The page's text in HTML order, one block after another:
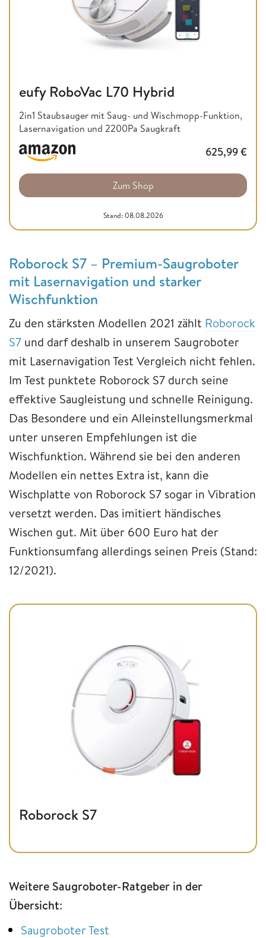
eufy RoboVac L70 Hybrid
2in1 Staubsauger mit Saug- und Wischmopp-Funktion,
Lasernavigation und 2200Pa Saugkraft
625,99€
Zum Shop
Stand: 08.08.2026
Roborock S7 – Premium-Saugroboter
mit Lasernavigation und starker
Wischfunktion
Zu den stärksten Modellen 2021 zählt Roborock
S7 und darf deshalb in unserem Saugroboter
mit Lasernavigation Test Vergleich nicht fehlen.
Im Test punktete Roborock S7 durch seine
effektive Saugleistung und schnelle Reinigung.
Das Besondere und ein Alleinstellungsmerkmal
unter unseren Empfehlungen ist die
Wischfunktion. Während sie bei den anderen
Modellen ein nettes Extra ist, kann die
Wischplatte von Roborock S7 sogar in Vibration
versetzt werden. Das imitiert händisches
Wischen gut. Mit über 600 Euro hat der
Funktionsumfang allerdings seinen Preis (Stand:
12/2021).
Roborock S7
Weitere Saugroboter-Ratgeber in der
Übersicht:
Saugroboter Test